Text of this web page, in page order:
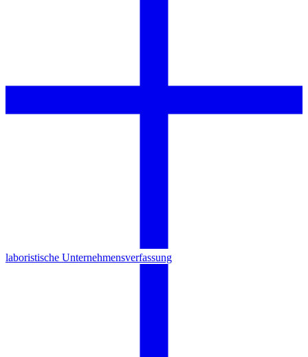
laboristische Unternehmensverfassung